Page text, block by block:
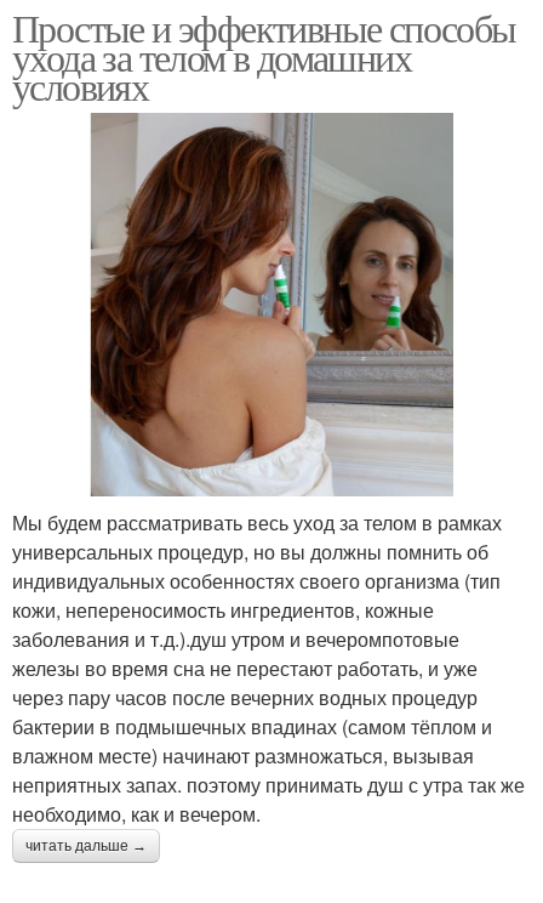
Тела в домашних
Условия для жирной
кожи
Маска для жирного
лица
Применение в
домашних условиях
Мёд для лица
Скрабы в домашних
условиях
Маски в домашних
условиях
Лица от жирной кожи Условия из глины
Лицо в жару Лица из яйца
Простые и эффективные способы
ухода за телом в домашних
условиях
Мы будем рассматривать весь уход за телом в рамках
универсальных процедур, но вы должны помнить об
индивидуальных особенностях своего организма (тип
кожи, непереносимость ингредиентов, кожные
заболевания и т.д.).душ утром и вечеромпотовые
железы во время сна не перестают работать, и уже
через пару часов после вечерних водных процедур
бактерии в подмышечных впадинах (самом тёплом и
влажном месте) начинают размножаться, вызывая
неприятных запах. поэтому принимать душ с утра так же
необходимо, как и вечером.
читать дальше →